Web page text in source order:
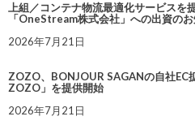
上組／コンテナ物流最適化サービスを
「OneStream株式会社」への出資の
2026年7月21日
ZOZO、BONJOUR SAGANの自社
ZOZO」を提供開始
2026年7月21日